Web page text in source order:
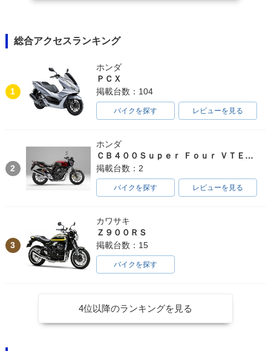
総合アクセスランキング
1
ホンダ
ＰＣＸ
掲載台数：104
バイクを探す レビューを見る
2
ホンダ
ＣＢ４００Ｓｕｐｅｒ Ｆｏｕｒ ＶＴＥＣ ＳＰＥＣ３
掲載台数：2
バイクを探す レビューを見る
3
カワサキ
Ｚ９００ＲＳ
掲載台数：15
バイクを探す
4位以降のランキングを見る